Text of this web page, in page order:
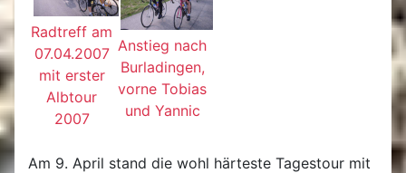
Radtreff am
07.04.2007
mit erster
Albtour
2007
Anstieg nach
Burladingen,
vorne Tobias
und Yannic
Am 9. April stand die wohl härteste Tagestour mit